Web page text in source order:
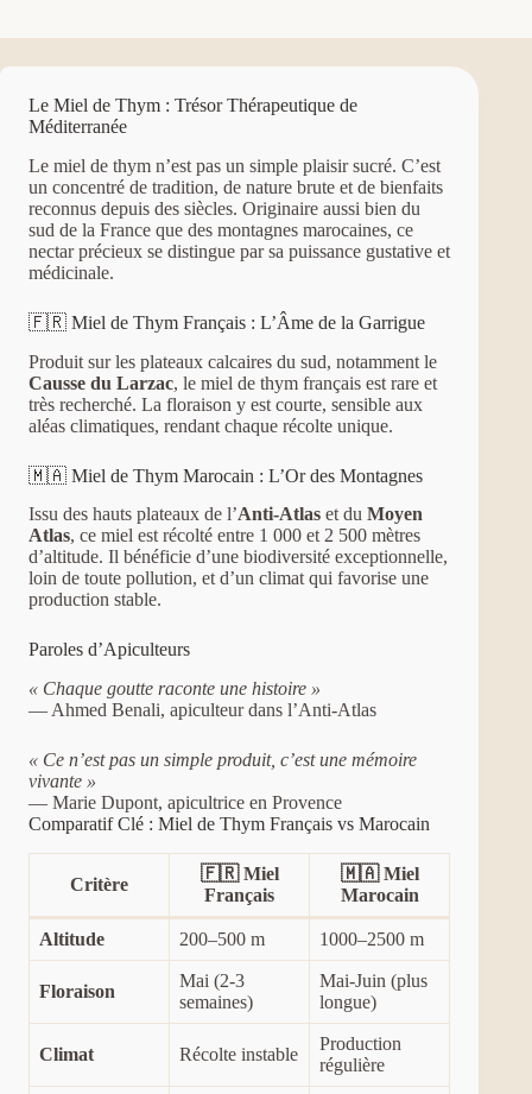
Le Miel de Thym : Trésor Thérapeutique de
Méditerranée
Le miel de thym n’est pas un simple plaisir sucré. C’est
un concentré de tradition, de nature brute et de bienfaits
reconnus depuis des siècles. Originaire aussi bien du
sud de la France que des montagnes marocaines, ce
nectar précieux se distingue par sa puissance gustative et
médicinale.
🇫🇷 Miel de Thym Français : L’Âme de la Garrigue
Produit sur les plateaux calcaires du sud, notamment le
Causse du Larzac, le miel de thym français est rare et
très recherché. La floraison y est courte, sensible aux
aléas climatiques, rendant chaque récolte unique.
🇲🇦 Miel de Thym Marocain : L’Or des Montagnes
Issu des hauts plateaux de l’Anti-Atlas et du Moyen
Atlas, ce miel est récolté entre 1 000 et 2 500 mètres
d’altitude. Il bénéficie d’une biodiversité exceptionnelle,
loin de toute pollution, et d’un climat qui favorise une
production stable.
Paroles d’Apiculteurs
« Chaque goutte raconte une histoire »
— Ahmed Benali, apiculteur dans l’Anti-Atlas
« Ce n’est pas un simple produit, c’est une mémoire
vivante »
— Marie Dupont, apicultrice en Provence
Comparatif Clé : Miel de Thym Français vs Marocain
Critère
🇫🇷 Miel
Français
🇲🇦 Miel
Marocain
Altitude 200–500 m 1000–2500 m
Floraison
Mai (2-3
semaines)
Mai-Juin (plus
longue)
Climat Récolte instable
Production
régulière